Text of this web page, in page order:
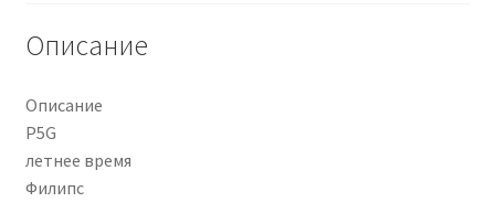
Проектирование систем вентиляции и
кондиционирования
BHF158S189134360088
Описание
Описание
P5G
летнее время
Филипс